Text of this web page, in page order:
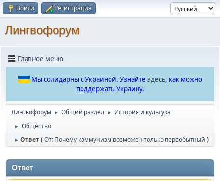
Войти Регистрация
Лингвофорум
Главное меню
Мы солидарны с Украиной. Узнайте здесь, как можно
поддержать Украину.
Лингвофорум ► Общий раздел ► История и культура
► Общество
► Ответ (От: Почему коммунизм возможен только первобытный )
Ответ